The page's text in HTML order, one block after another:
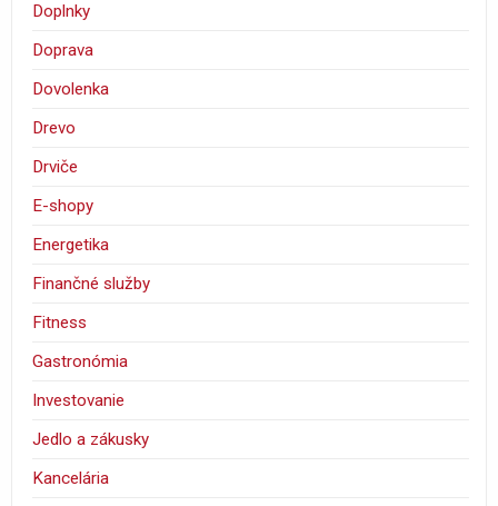
Doplnky
Doprava
Dovolenka
Drevo
Drviče
E-shopy
Energetika
Finančné služby
Fitness
Gastronómia
Investovanie
Jedlo a zákusky
Kancelária